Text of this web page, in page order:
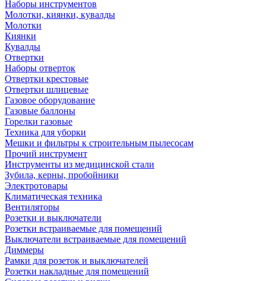
Наборы инструментов
Молотки, киянки, кувалды
Молотки
Киянки
Кувалды
Отвертки
Наборы отверток
Отвертки крестовые
Отвертки шлицевые
Газовое оборудование
Газовые баллоны
Горелки газовые
Техника для уборки
Мешки и фильтры к строительным пылесосам
Прочий инструмент
Инструменты из медицинской стали
Зубила, керны, пробойники
Электротовары
Климатическая техника
Вентиляторы
Розетки и выключатели
Розетки встраиваемые для помещений
Выключатели встраиваемые для помещений
Диммеры
Рамки для розеток и выключателей
Розетки накладные для помещений